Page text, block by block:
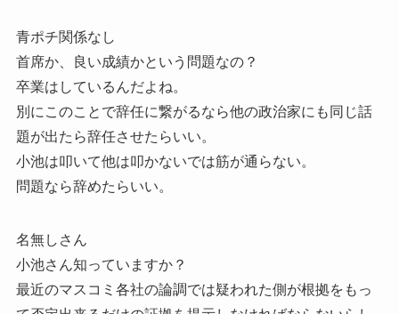
青ポチ関係なし
首席か、良い成績かという問題なの？
卒業はしているんだよね。
別にこのことで辞任に繋がるなら他の政治家にも同じ話
題が出たら辞任させたらいい。
小池は叩いて他は叩かないでは筋が通らない。
問題なら辞めたらいい。
名無しさん
小池さん知っていますか？
最近のマスコミ各社の論調では疑われた側が根拠をもっ